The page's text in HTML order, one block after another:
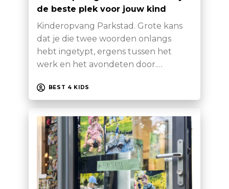
de beste plek voor jouw kind
Kinderopvang Parkstad. Grote kans
dat je die twee woorden onlangs
hebt ingetypt, ergens tussen het
werk en het avondeten door.…
BEST 4 KIDS